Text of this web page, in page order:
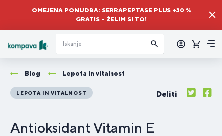
OMEJENA PONUDBA: SERRAPEPTASE PLUS +30 %
GRATIS – ŽELIM SI TO!
Blog Lepota in vitalnost
LEPOTA IN VITALNOST Deliti
Antioksidant Vitamin E